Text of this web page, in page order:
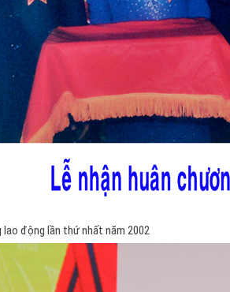
lao động lần thứ nhất năm 2002